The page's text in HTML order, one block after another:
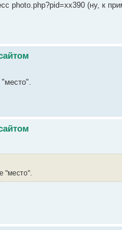
photo.php?pid=хх390 (ну, к
"место".
"место".